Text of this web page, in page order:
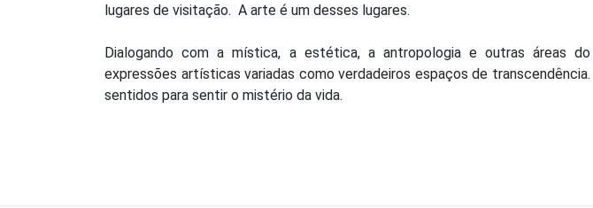
lugares de visitação. A arte é um desses lugares.
Dialogando com a mística, a estética, a antropologia e outras áreas
expressões artísticas variadas como verdadeiros espaços de
sentidos para sentir o mistério da vida.